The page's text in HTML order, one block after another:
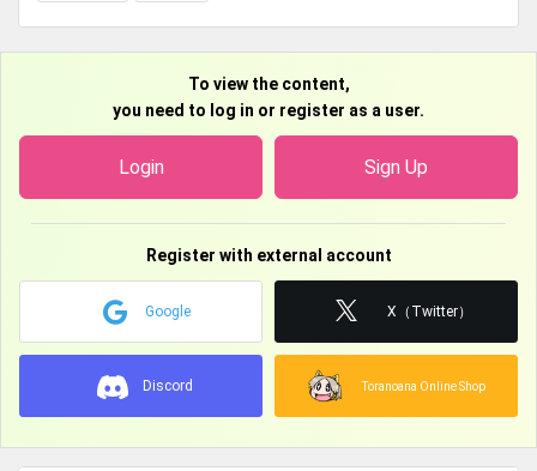
To view the content,
you need to log in or register as a user.
Login Sign Up
Register with external account
Google X（Twitter）
Discord Toranoana Online Shop